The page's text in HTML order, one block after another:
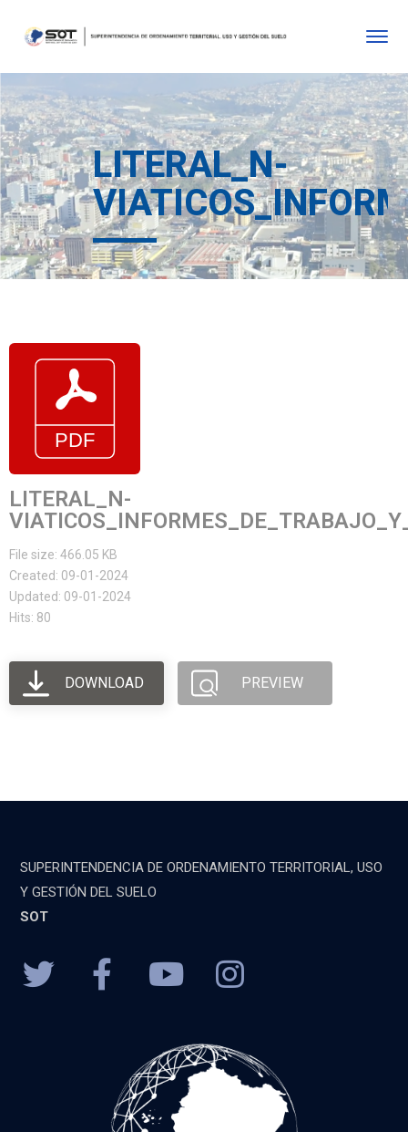
LITERAL_N-
LITERAL_N-
File size: 466.05 KB
Created: 09-01-2024
Updated: 09-01-2024
Hits: 80
DOWNLOAD PREVIEW
SUPERINTENDENCIA DE ORDENAMIENTO TERRITORIAL, USO
Y GESTIÓN DEL SUELO
SOT